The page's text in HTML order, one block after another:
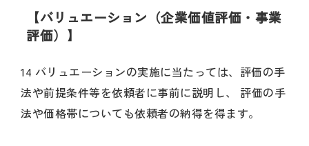
【バリュエーション（企業価値評価・事業
評価）】
14 バリュエーションの実施に当たっては、評価の手
法や前提条件等を依頼者に事前に説明し、 評価の手
法や価格帯についても依頼者の納得を得ます。